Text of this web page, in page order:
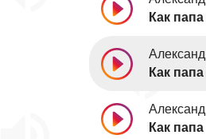
Как
Как
Как